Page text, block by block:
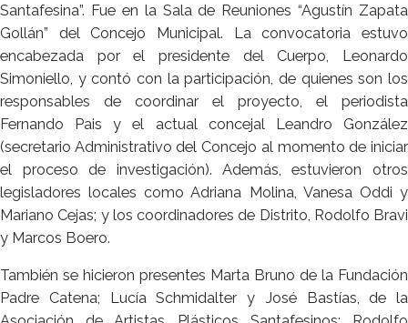
Santafesina”. Fue en la Sala de Reuniones “Agustín Zapata
Gollán” del Concejo Municipal. La convocatoria estuvo
encabezada por el presidente del Cuerpo, Leonardo
Simoniello, y contó con la participación, de quienes son los
responsables de coordinar el proyecto, el periodista
Fernando Pais y el actual concejal Leandro González
(secretario Administrativo del Concejo al momento de iniciar
el proceso de investigación). Además, estuvieron otros
legisladores locales como Adriana Molina, Vanesa Oddi y
Mariano Cejas; y los coordinadores de Distrito, Rodolfo Bravi
y Marcos Boero.
También se hicieron presentes Marta Bruno de la Fundación
Padre Catena; Lucía Schmidalter y José Bastías, de la